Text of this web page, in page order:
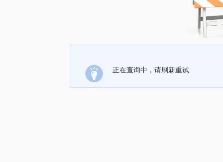
正在查询中，请刷新重试